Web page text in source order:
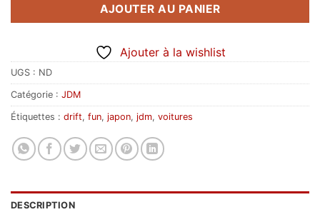
AJOUTER AU PANIER
Ajouter à la wishlist
UGS : ND
Catégorie : JDM
Étiquettes : drift, fun, japon, jdm, voitures
DESCRIPTION